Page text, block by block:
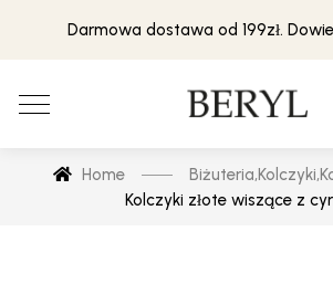
Darmowa dostawa od 199zł.
Home Biżuteria,Kolczyki,
Kolczyki złote wiszące z